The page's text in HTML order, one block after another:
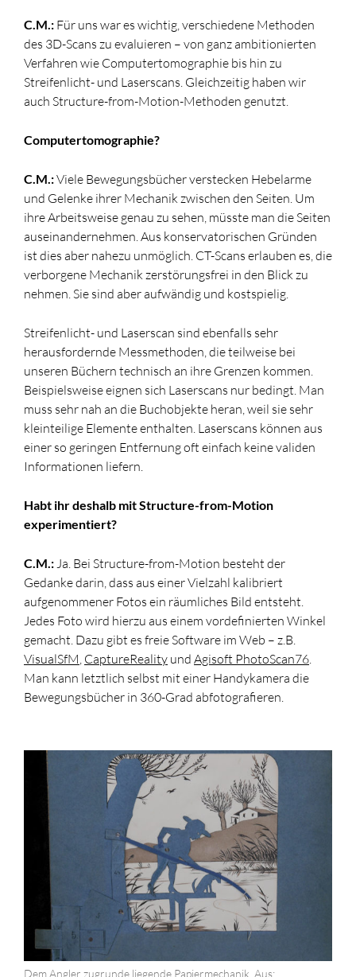
C.M.: Für uns war es wichtig, verschiedene Methoden
des 3D-Scans zu evaluieren – von ganz ambitionierten
Verfahren wie Computertomographie bis hin zu
Streifenlicht- und Laserscans. Gleichzeitig haben wir
auch Structure-from-Motion-Methoden genutzt.
Computertomographie?
C.M.:Viele Bewegungsbücher verstecken Hebelarme
und Gelenke ihrer Mechanik zwischen den Seiten. Um
ihre Arbeitsweise genau zu sehen, müsste man die Seiten
auseinandernehmen. Aus konservatorischen Gründen
ist dies aber nahezu unmöglich. CT-Scans erlauben es, die
verborgene Mechanik zerstörungsfrei in den Blick zu
nehmen. Sie sind aber aufwändig und kostspielig.
Streifenlicht- und Laserscan sind ebenfalls sehr
herausfordernde Messmethoden, die teilweise bei
unseren Büchern technisch an ihre Grenzen kommen.
Beispielsweise eignen sich Laserscans nur bedingt. Man
muss sehr nah an die Buchobjekte heran, weil sie sehr
kleinteilige Elemente enthalten. Laserscans können aus
einer so geringen Entfernung oft einfach keine validen
Informationen liefern.
Habt ihr deshalb mit Structure-from-Motion
experimentiert?
C.M.:Ja. Bei Structure-from-Motion besteht der
Gedanke darin, dass aus einer Vielzahl kalibriert
aufgenommener Fotos ein räumliches Bild entsteht.
Jedes Foto wird hierzu aus einem vordefinierten Winkel
gemacht. Dazu gibt es freie Software im Web – z.B.
VisualSfM, CaptureReality und Agisoft PhotoScan76.
Man kann letztlich selbst mit einer Handykamera die
Bewegungsbücher in 360-Grad abfotografieren.
Dem Angler zugrunde liegende Papiermechanik. Aus: